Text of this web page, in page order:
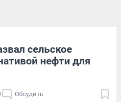
сельское
нефти для
Обсудить